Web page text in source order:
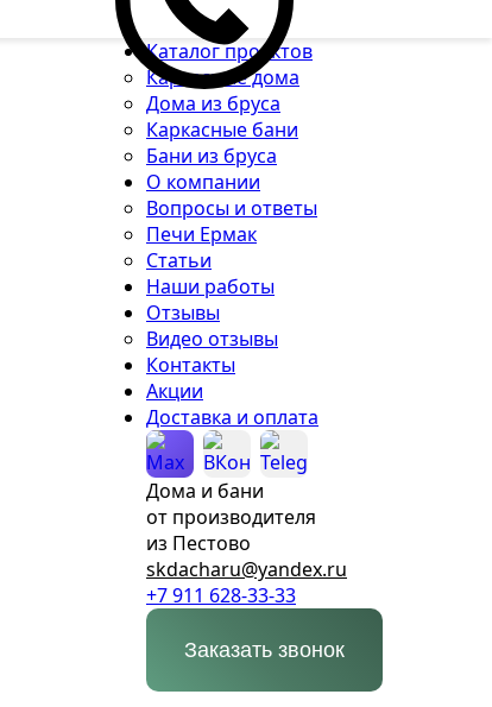
Каталог проектов
Каркасные дома
Дома из бруса
Каркасные бани
Бани из бруса
О компании
Вопросы и ответы
Печи Ермак
Статьи
Наши работы
Отзывы
Видео отзывы
Контакты
Акции
Доставка и оплата
Дома и бани
от производителя
из Пестово
skdacharu@yandex.ru
+7 911 628-33-33
Заказать звонок